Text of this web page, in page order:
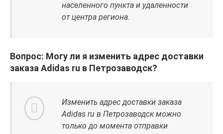
населенного пункта и удаленности
от центра региона.
Вопрос: Могу ли я изменить адрес доставки
заказа Adidas ru в Петрозаводск?
Изменить адрес доставки заказа
Adidas ru в Петрозаводск можно
только до момента отправки